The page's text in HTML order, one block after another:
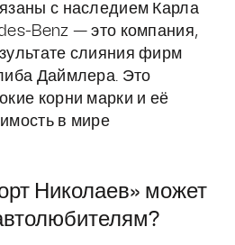
с наследием Карла
Benz — это компания,
слияния фирм
Даймлера. Это
корни марки и её
в мире
Николаев» может